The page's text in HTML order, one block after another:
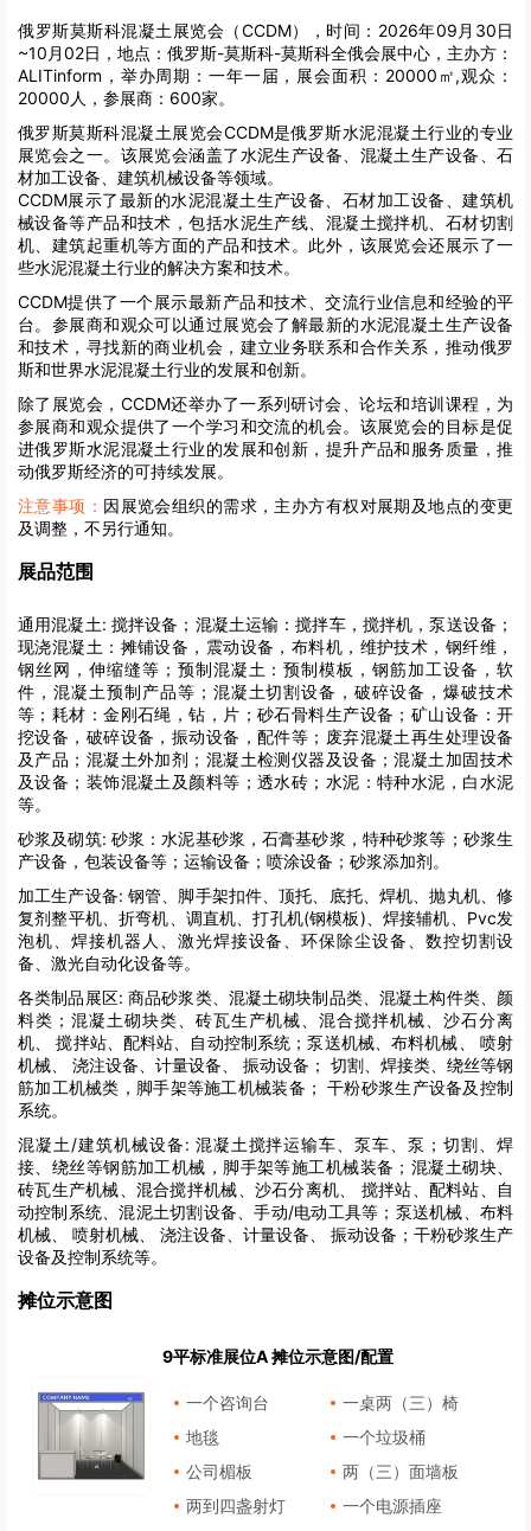
俄罗斯莫斯科混凝土展览会（CCDM），时间：2026年09月30日
~10月02日，地点：俄罗斯-莫斯科-莫斯科全俄会展中心，主办方：
ALITinform，举办周期：一年一届，展会面积：20000㎡,观众：
20000人，参展商：600家。
俄罗斯莫斯科混凝土展览会CCDM是俄罗斯水泥混凝土行业的专业
展览会之一。该展览会涵盖了水泥生产设备、混凝土生产设备、石
材加工设备、建筑机械设备等领域。
CCDM展示了最新的水泥混凝土生产设备、石材加工设备、建筑机
械设备等产品和技术，包括水泥生产线、混凝土搅拌机、石材切割
机、建筑起重机等方面的产品和技术。此外，该展览会还展示了一
些水泥混凝土行业的解决方案和技术。
CCDM提供了一个展示最新产品和技术、交流行业信息和经验的平
台。参展商和观众可以通过展览会了解最新的水泥混凝土生产设备
和技术，寻找新的商业机会，建立业务联系和合作关系，推动俄罗
斯和世界水泥混凝土行业的发展和创新。
除了展览会，CCDM还举办了一系列研讨会、论坛和培训课程，为
参展商和观众提供了一个学习和交流的机会。该展览会的目标是促
进俄罗斯水泥混凝土行业的发展和创新，提升产品和服务质量，推
动俄罗斯经济的可持续发展。
注意事项： 因展览会组织的需求，主办方有权对展期及地点的变更
及调整，不另行通知。
展品范围
通用混凝土: 搅拌设备；混凝土运输：搅拌车，搅拌机，泵送设备；
现浇混凝土：摊铺设备，震动设备，布料机，维护技术，钢纤维，
钢丝网，伸缩缝等；预制混凝土：预制模板，钢筋加工设备，软
件，混凝土预制产品等；混凝土切割设备，破碎设备，爆破技术
等；耗材：金刚石绳，钻，片；砂石骨料生产设备；矿山设备：开
挖设备，破碎设备，振动设备，配件等；废弃混凝土再生处理设备
及产品；混凝土外加剂；混凝土检测仪器及设备；混凝土加固技术
及设备；装饰混凝土及颜料等；透水砖；水泥：特种水泥，白水泥
等。
砂浆及砌筑: 砂浆：水泥基砂浆，石膏基砂浆，特种砂浆等；砂浆生
产设备，包装设备等；运输设备；喷涂设备；砂浆添加剂。
加工生产设备: 钢管、脚手架扣件、顶托、底托、焊机、抛丸机、修
复剂整平机、折弯机、调直机、打孔机(钢模板)、焊接辅机、Pvc发
泡机、焊接机器人、激光焊接设备、环保除尘设备、数控切割设
备、激光自动化设备等。
各类制品展区: 商品砂浆类、混凝土砌块制品类、混凝土构件类、颜
料类；混凝土砌块类、砖瓦生产机械、混合搅拌机械、沙石分离
机、 搅拌站、配料站、自动控制系统；泵送机械、布料机械、 喷射
机械、 浇注设备、计量设备、 振动设备； 切割、焊接类、绕丝等钢
筋加工机械类，脚手架等施工机械装备； 干粉砂浆生产设备及控制
系统。
混凝土/建筑机械设备: 混凝土搅拌运输车、泵车、泵；切割、焊
接、绕丝等钢筋加工机械，脚手架等施工机械装备；混凝土砌块、
砖瓦生产机械、混合搅拌机械、沙石分离机、 搅拌站、配料站、自
动控制系统、混泥土切割设备、手动/电动工具等；泵送机械、布料
机械、 喷射机械、 浇注设备、计量设备、 振动设备；干粉砂浆生产
设备及控制系统等。
摊位示意图
9平标准展位A 摊位示意图/配置
一个咨询台
一桌两（三）椅
地毯
一个垃圾桶
公司楣板
两（三）面墙板
两到四盏射灯
一个电源插座